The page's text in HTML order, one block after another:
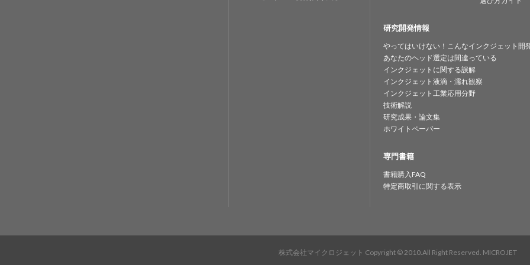
研究開発情報
やってはいけない！こんなインクジェット開
あなたのヘッド選定は間違っている
インクジェットに関する誤解
インクジェット液滴・濡れ観察
インクジェット工業応用分野
技術解説
研究成果・論文集
ホワイトペーパー
専門書籍
書籍購入FAQ
特定商取引に関する表示
株式会社マイクロジェット Copyright © 2010.All Right Reserved. MICROJET